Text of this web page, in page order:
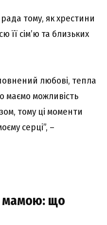
тому, як хрестини
її сім’ю та близьких
любові, тепла
маємо можливість
тому ці моменти
серці”, –
мамою: що